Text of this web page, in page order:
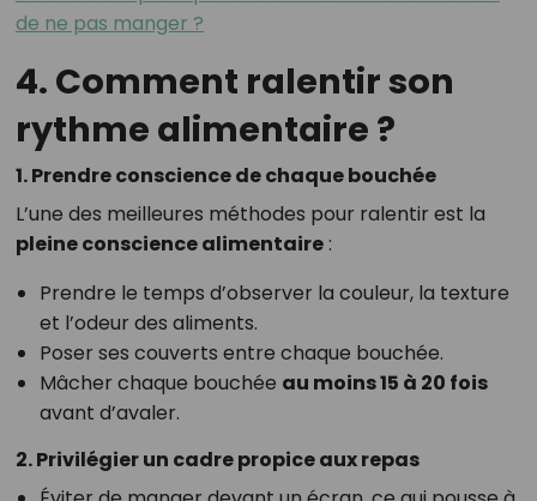
de ne pas manger ?
4. Comment ralentir son
rythme alimentaire ?
1. Prendre conscience de chaque bouchée
L’une des meilleures méthodes pour ralentir est la
pleine conscience alimentaire:
Prendre le temps d’observer la couleur, la texture
et l’odeur des aliments.
Poser ses couverts entre chaque bouchée.
Mâcher chaque bouchée au moins 15 à 20 fois
avant d’avaler.
2. Privilégier un cadre propice aux repas